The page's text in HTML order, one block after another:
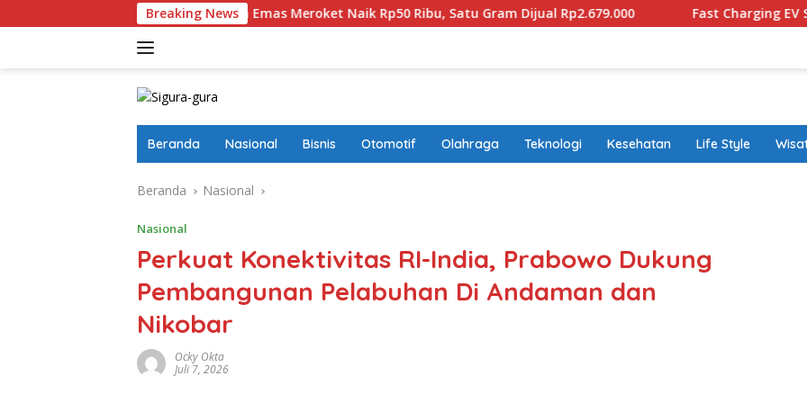
ke
Breaking News
Harga Emas Meroket Naik Rp50 Ribu, Satu Gram Dijual Rp2.679.000 Fast Charging EV Sudah
Beranda Nasional Bisnis Otomotif Olahraga Teknologi Kesehatan Life Style
Beranda Nasional
Nasional
Perkuat Konektivitas RI-India, Prabowo Dukung
Pembangunan Pelabuhan Di Andaman dan
Nikobar
Ocky Okta
Juli 7, 2026